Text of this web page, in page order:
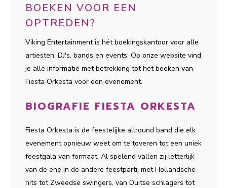
BOEKEN VOOR EEN
OPTREDEN?
Viking Entertainment is hét boekingskantoor voor alle
artiesten, DJ's, bands en events. Op onze website vind
je alle informatie met betrekking tot het boeken van
Fiesta Orkesta voor een evenement.
BIOGRAFIE FIESTA ORKESTA
Fiesta Orkesta is de feestelijke allround band die elk
evenement opnieuw weet om te toveren tot een uniek
feestgala van formaat. Al spelend vallen zij letterlijk
van de ene in de andere feestpartij met Hollandsche
hits tot Zweedse swingers, van Duitse schlagers tot